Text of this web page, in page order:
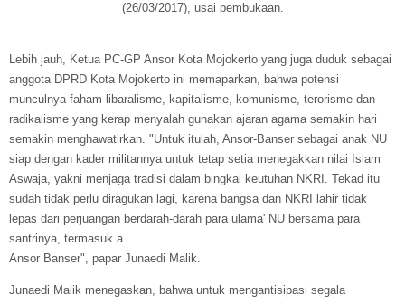
(26/03/2017), usai pembukaan.
Lebih jauh, Ketua PC-GP Ansor Kota Mojokerto yang juga duduk sebagai
anggota DPRD Kota Mojokerto ini memaparkan, bahwa potensi
munculnya faham libaralisme, kapitalisme, komunisme, terorisme dan
radikalisme yang kerap menyalah gunakan ajaran agama semakin hari
semakin menghawatirkan. "Untuk itulah, Ansor-Banser sebagai anak NU
siap dengan kader militannya untuk tetap setia menegakkan nilai Islam
Aswaja, yakni menjaga tradisi dalam bingkai keutuhan NKRI. Tekad itu
sudah tidak perlu diragukan lagi, karena bangsa dan NKRI lahir tidak
lepas dari perjuangan berdarah-darah para ulama' NU bersama para
santrinya, termasuk a
Ansor Banser", papar Junaedi Malik.
Junaedi Malik menegaskan, bahwa untuk mengantisipasi segala